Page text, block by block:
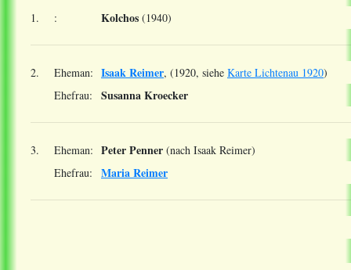
1. : Kolchos (1940)
2. Eheman: Isaak Reimer, (1920, siehe Karte Lichtenau 1920)
Ehefrau:
Susanna Kroecker
3. Eheman: Peter Penner (nach Isaak Reimer)
Ehefrau:
Maria Reimer